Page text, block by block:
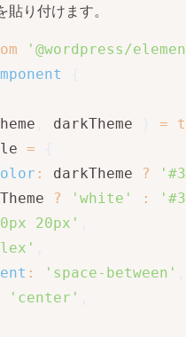
り付けます。
'@wordpress/
darkTheme =
=
: darkTheme ?
? 'white' :
20px'
: 'space-between'
'center'